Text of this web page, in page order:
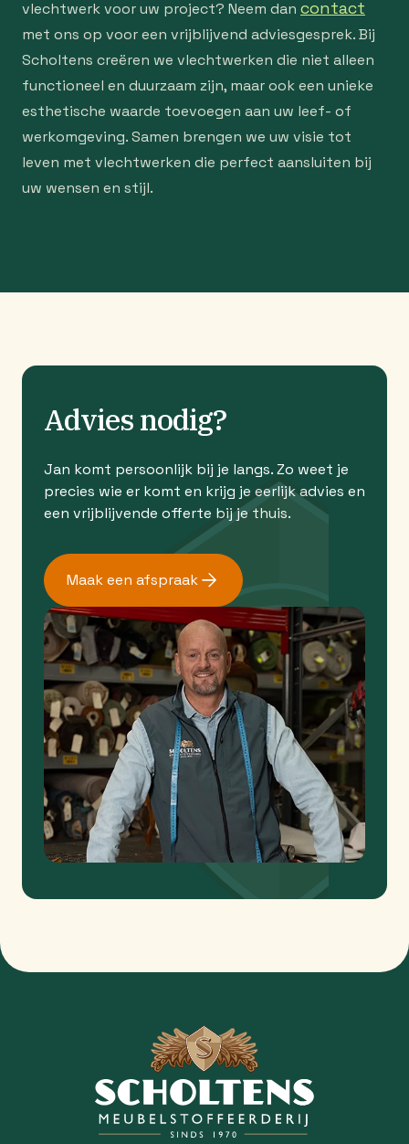
vlechtwerk voor uw project? Neem dan contact
met ons op voor een vrijblijvend adviesgesprek. Bij
Scholtens creëren we vlechtwerken die niet alleen
functioneel en duurzaam zijn, maar ook een unieke
esthetische waarde toevoegen aan uw leef- of
werkomgeving. Samen brengen we uw visie tot
leven met vlechtwerken die perfect aansluiten bij
uw wensen en stijl.
Advies nodig?
Jan komt persoonlijk bij je langs. Zo weet je
precies wie er komt en krijg je eerlijk advies en
een vrijblijvende offerte bij je thuis.
Maak een afspraak